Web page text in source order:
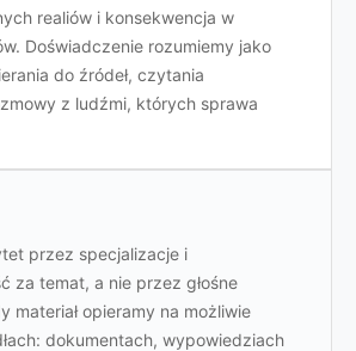
realiów i konsekwencja w
Doświadczenie rozumiemy jako
do źródeł, czytania
z ludźmi, których sprawa
przez specjalizacje i
za temat, a nie przez głośne
materiał opieramy na możliwie
dokumentach, wypowiedziach